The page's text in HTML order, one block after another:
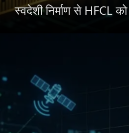
स्वदेशी निर्माण से HFCL को